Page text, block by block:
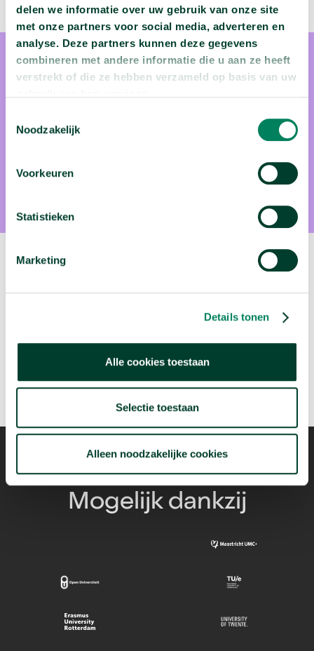
delen we informatie over uw gebruik van onze site
met onze partners voor social media, adverteren en
analyse. Deze partners kunnen deze gegevens
combineren met andere informatie die u aan ze heeft
verstrekt of die ze hebben verzameld op basis van uw
Noodzakelijk
Voorkeuren
Statistieken
Marketing
Details tonen
Alle cookies toestaan
Selectie toestaan
Alleen noodzakelijke cookies
MA Corina Koolen
Corina Koolen is literatuur onderzoeker aan de Universiteit
Volgende video:
Bekijk deze video arrow_forward
Mogelijk dankzij